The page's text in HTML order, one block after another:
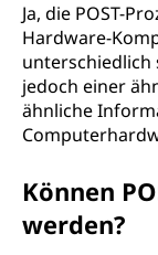
Ja, die POST-
Hardware-
unterschiedlich
jedoch einer
ähnliche
Können
werden?